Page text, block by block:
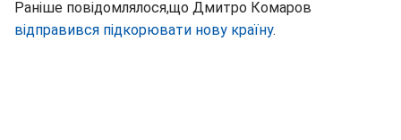
Раніше повідомлялося,що Дмитро Комаров
відправився підкорювати нову країну.